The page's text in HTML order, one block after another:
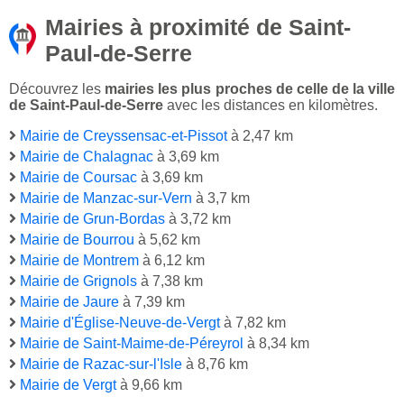
Mairies à proximité de Saint-
Paul-de-Serre
Découvrez les mairies les plus proches de celle de la ville
de Saint-Paul-de-Serre avec les distances en kilomètres.
Mairie de Creyssensac-et-Pissotà 2,47 km
Mairie de Chalagnac à 3,69 km
Mairie de Coursac à 3,69 km
Mairie de Manzac-sur-Vern à 3,7 km
Mairie de Grun-Bordas à 3,72 km
Mairie de Bourrou à 5,62 km
Mairie de Montrem à 6,12 km
Mairie de Grignols à 7,38 km
Mairie de Jaure à 7,39 km
Mairie d'Église-Neuve-de-Vergtà 7,82 km
Mairie de Saint-Maime-de-Péreyrol à 8,34 km
Mairie de Razac-sur-l'Isle à 8,76 km
Mairie de Vergtà 9,66 km